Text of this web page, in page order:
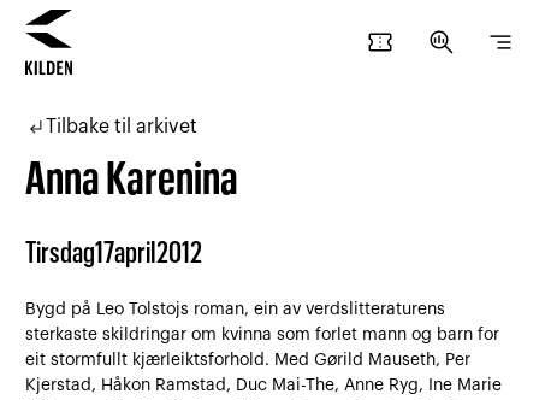
confirmation_number search_insights segment
subdirectory_arrow_leftTilbake til arkivet
Anna Karenina
Tirsdag17april2012
Bygd på Leo Tolstojs roman, ein av verdslitteraturens
sterkaste skildringar om kvinna som forlet mann og barn for
eit stormfullt kjærleiktsforhold. Med Gørild Mauseth, Per
Kjerstad, Håkon Ramstad, Duc Mai-The, Anne Ryg, Ine Marie